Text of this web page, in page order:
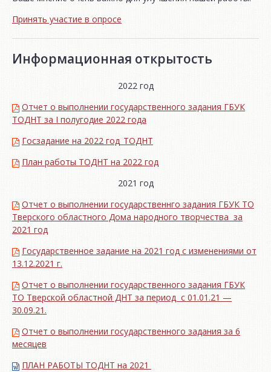
Принять участие в опросе
Информационная открытость
2022 год
Отчет о выполнении государственного задания ГБУК
ТОДНТ за I полугодие 2022 года
Госзадание на 2022 год_ТОДНТ
План работы ТОДНТ на 2022 год
2021 год
Отчет о выполнении государственнго задания ГБУК ТО
Тверского областного Дома народного творчества за
2021 год
Государственное задание на 2021 год с изменениями от
13.12.2021 г.
Отчет о выполнении государственного задания ГБУК
ТО Тверской областной ДНТ за период с 01.01.21 —
30.09.21.
Отчет о выполнении государственного задания за 6
месяцев
ПЛАН РАБОТЫ ТОДНТ на 2021